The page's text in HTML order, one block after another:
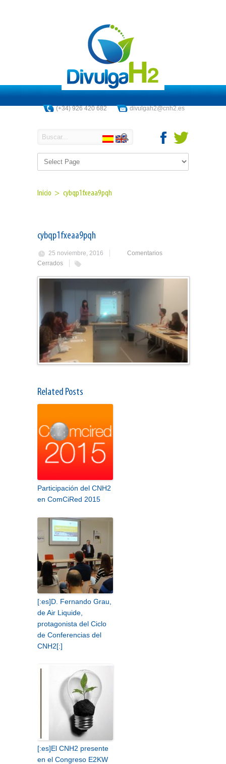
(+34) 926 420 682 divulgah2@cnh2.es
Inicio > cybqp1fxeaa9pqh
cybqp1fxeaa9pqh
25 noviembre, 2016
Comentarios
Cerrados
Related Posts
Participación del CNH2
en ComCiRed 2015
[:es]D. Fernando Grau,
de Air Liquide,
protagonista del Ciclo
de Conferencias del
CNH2[:]
[:es]El CNH2 presente
en el Congreso E2KW